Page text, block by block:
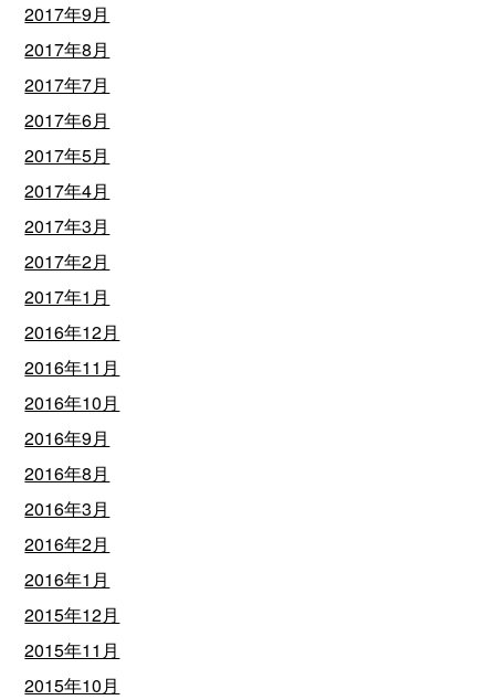
2017年9月
2017年8月
2017年7月
2017年6月
2017年5月
2017年4月
2017年3月
2017年2月
2017年1月
2016年12月
2016年11月
2016年10月
2016年9月
2016年8月
2016年3月
2016年2月
2016年1月
2015年12月
2015年11月
2015年10月